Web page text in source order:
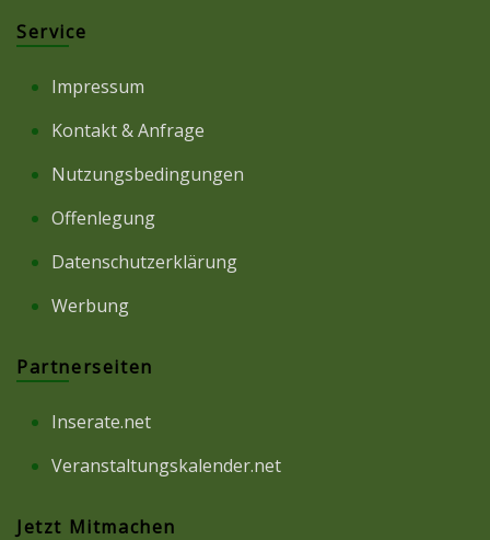
Service
Impressum
Kontakt & Anfrage
Nutzungsbedingungen
Offenlegung
Datenschutzerklärung
Werbung
Partnerseiten
Inserate.net
Veranstaltungskalender.net
Jetzt Mitmachen